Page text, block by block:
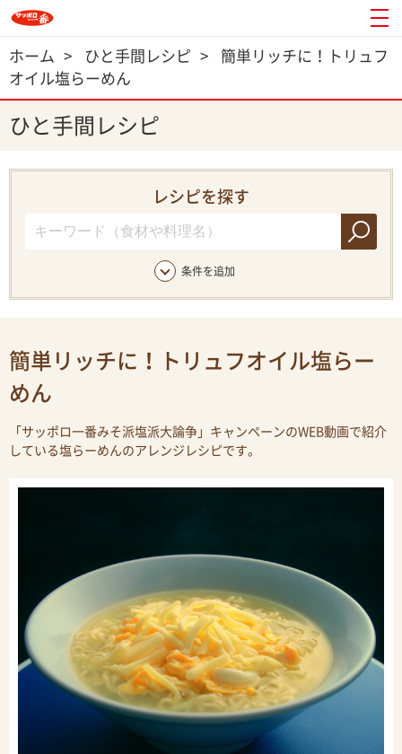
ホーム > ひと手間レシピ >
簡単リッチに！トリュフ
オイル塩らーめん
ひと手間レシピ
レシピを探す
条件を追加
簡単リッチに！トリュフオイル塩らー
めん
「サッポロ一番みそ派塩派大論争」キャンペーンのWEB動画で紹介
している塩らーめんのアレンジレシピです。